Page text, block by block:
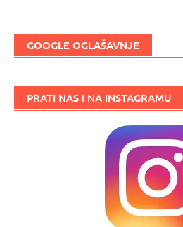
GOOGLE OGLAŠAVNJE
PRATI NAS I NA INSTAGRAMU